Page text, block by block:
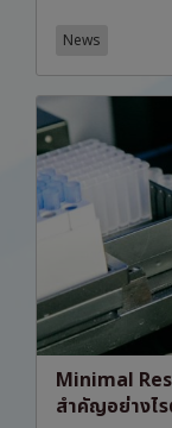
News
Minimal
สำคัญอย่างไร